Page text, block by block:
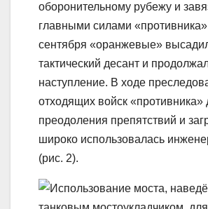
оборонительному рубежу и
главными силами
сентября «оранжевые»
тактический десант и
наступление. В ходе
отходящих войск «противника»
преодоления препятствий и
широко использовалась
(рис. 2).